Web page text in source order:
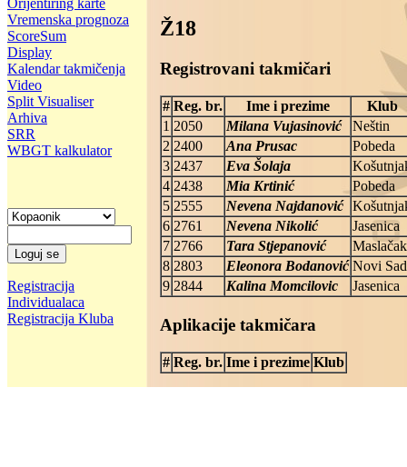
Orijentiring karte
Vremenska prognoza
ScoreSum
Display
Kalendar takmičenja
Video
Split Visualiser
Arhiva
SRR
WBGT kalkulator
Registracija
Individualaca
Registracija Kluba
Ž18
Registrovani takmičari
# Reg. br. Ime i prezime
Klub
1 2050 Milana Vujasinović
Neštin
2 2400 Ana Prusac
Pobeda
3 2437 Eva Šolaja
4 2438 Mia Krtinić
Pobeda
5 2555 Nevena Najdanović
6 2761 Nevena Nikolić
Jasenica
7 2766 Tara Stjepanović
Maslačak
8 2803 Eleonora Bodanović Novi Sad
9 2844 Kalina Momcilovic Jasenica
Aplikacije takmičara
# Reg. br. Ime i prezime Klub